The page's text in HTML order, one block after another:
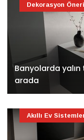
Banyolarda yalın
arada
Dekorasyon
Akıllı Ev